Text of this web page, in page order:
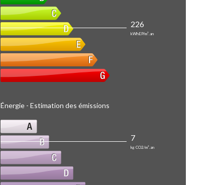
226
kWhEP/m².an
Énergie - Estimation des émissions
7
kg CO2/m².an